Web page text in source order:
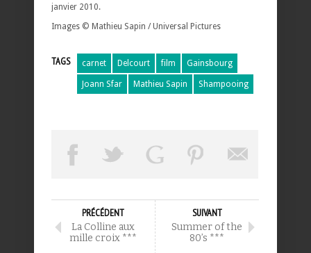
janvier 2010.
Images © Mathieu Sapin / Universal Pictures
TAGS carnet Delcourt film Gainsbourg
Joann Sfar Mathieu Sapin Shampooing
PRÉCÉDENT
La Colline aux
mille croix ***
SUIVANT
Summer of the
80’s ***